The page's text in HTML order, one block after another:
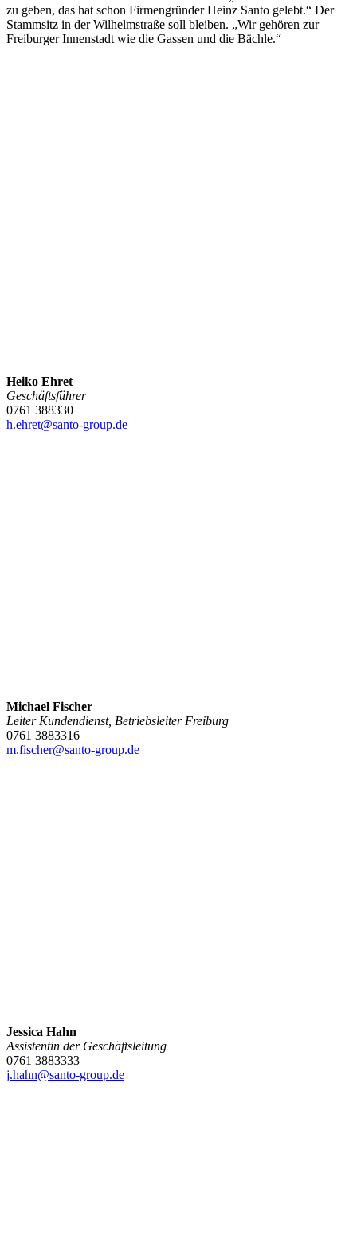
zu geben, das hat schon Firmengründer Heinz Santo gelebt.“ Der
Stammsitz in der Wilhelmstraße soll bleiben. „Wir gehören zur
Freiburger Innenstadt wie die Gassen und die Bächle.“
Heiko Ehret
Geschäftsführer
0761 388330
h.ehret@santo-group.de
Michael Fischer
Leiter Kundendienst, Betriebsleiter Freiburg
0761 3883316
m.fischer@santo-group.de
Jessica Hahn
Assistentin der Geschäftsleitung
0761 3883333
j.hahn@santo-group.de